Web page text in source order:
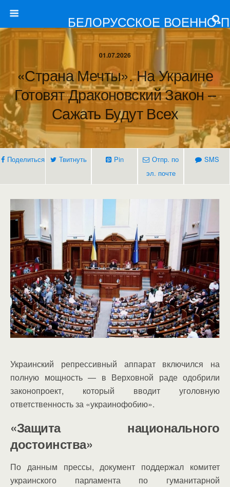
БЕЛОРУССКОЕ ВОЕННО-
01.07.2026
«Страна Мечты». На Украине
Готовят Драконовский Закон –
Сажать Будут Всех
Поделиться Твитнуть Pin
Отпр. по
эл. почте
SMS
Украинский репрессивный аппарат включился на
полную мощность — в Верховной раде одобрили
законопроект, который вводит уголовную
ответственность за «украинофобию».
«Защита национального
достоинства»
По данным прессы, документ поддержал комитет
украинского парламента по гуманитарной